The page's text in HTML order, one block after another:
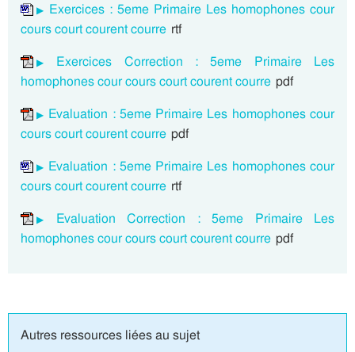
Exercices : 5eme Primaire Les homophones cour
cours court courent courre rtf
Exercices Correction : 5eme Primaire Les
homophones cour cours court courent courre pdf
Evaluation : 5eme Primaire Les homophones cour
cours court courent courre pdf
Evaluation : 5eme Primaire Les homophones cour
cours court courent courre rtf
Evaluation Correction : 5eme Primaire Les
homophones cour cours court courent courre pdf
Autres ressources liées au sujet